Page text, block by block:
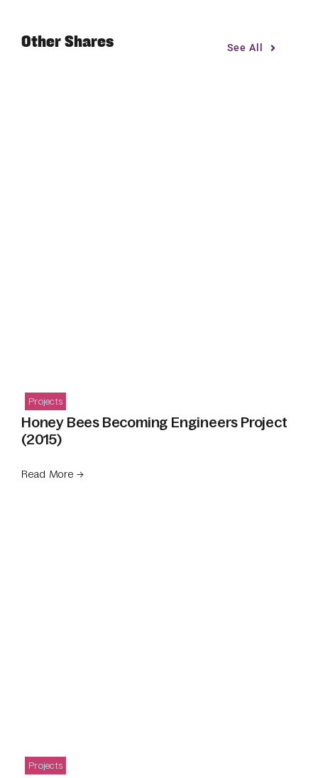
Other Shares See All
Projects
Honey Bees Becoming Engineers Project
(2015)
Read More →
Projects